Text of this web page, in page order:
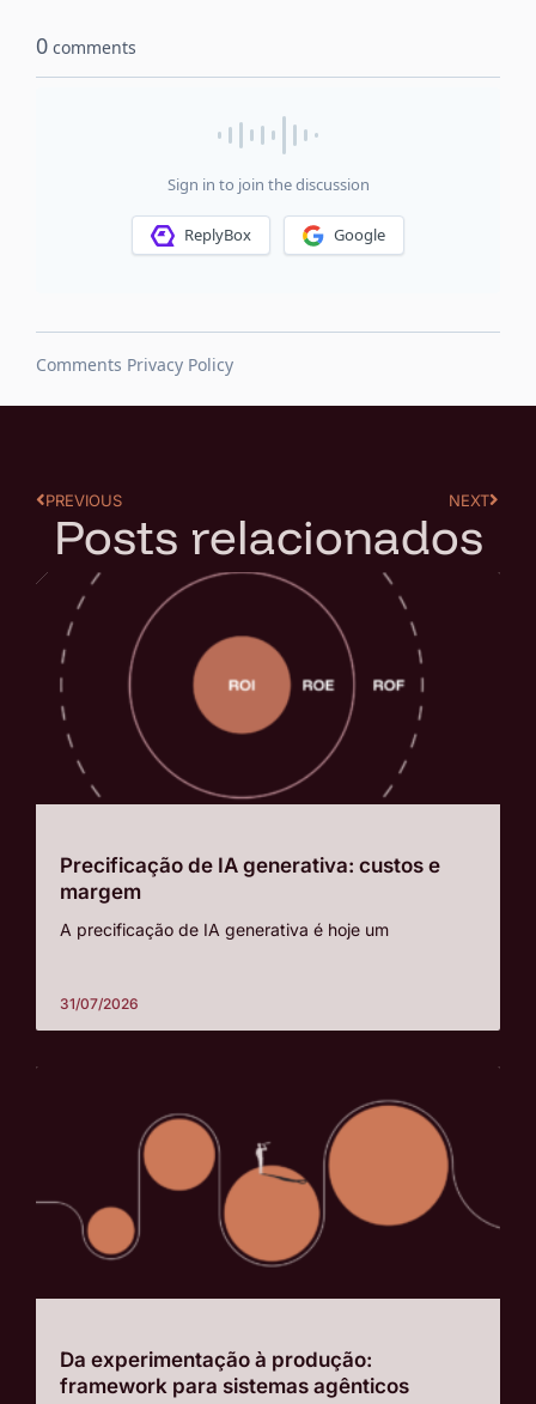
PREVIOUS NEXT
Posts relacionados
Precificação de IA generativa: custos e
margem
A precificação de IA generativa é hoje um
31/07/2026
Da experimentação à produção:
framework para sistemas agênticos